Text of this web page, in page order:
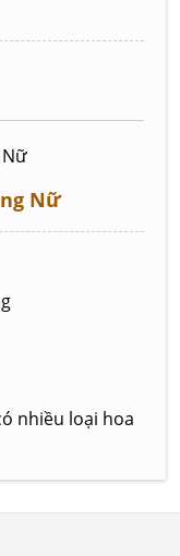
Nữ
nhiều loại hoa